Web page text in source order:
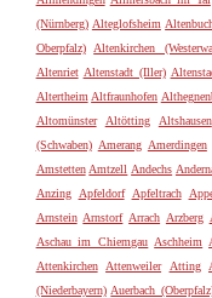
(Nürnberg) Alteglofsheim
Oberpfalz)
Altenkirchen
Altenriet Altenstadt (Iller)
Altertheim Altfraunhofen
Altomünster
Altötting Altshausen
(Schwaben) Amerang Amerdingen
Amstetten Amtzell Andechs
Anzing
Apfeldorf Apfeltrach
Arnstein Arnstorf Arrach Arzberg
Aschau im Chiemgau Aschheim
Attenkirchen
Attenweiler Atting
(Niederbayern) Auerbach